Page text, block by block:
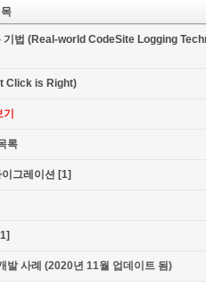
기법 (Real-world CodeSite Logging
Click is Right)
록
그레이션 [1]
발 사례 (2020년 11월 업데이트 됨)